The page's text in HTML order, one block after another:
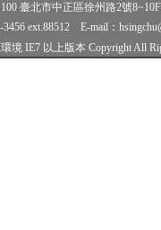
臺北市中正區徐州路2號
ext.88512 E-mail：
境 IE7 以上版本 Copyright All